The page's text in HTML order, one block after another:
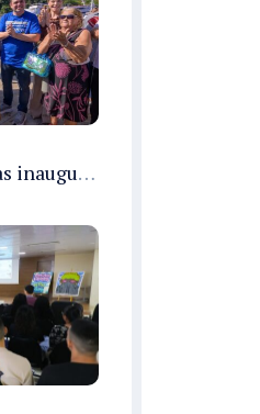
Governo do Amazonas inaugura primeiro Castramóvel Fluvial para atendimento veterinário às comunidades ribeirinhas e castração gratuita